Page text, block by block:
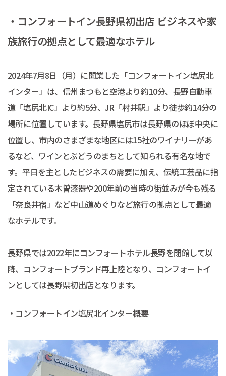
・コンフォートイン長野県初出店 ビジネスや家
族旅行の拠点として最適なホテル
2024年7月8日（月）に開業した「コンフォートイン塩尻北
インター」は、信州まつもと空港より約10分、長野自動車
道「塩尻北IC」より約5分、JR「村井駅」より徒歩約14分の
場所に位置しています。長野県塩尻市は長野県のほぼ中央に
位置し、市内のさまざまな地区には15社のワイナリーがあ
るなど、ワインとぶどうのまちとして知られる有名な地で
す。平日を主としたビジネスの需要に加え、伝統工芸品に指
定されている木曽漆器や200年前の当時の街並みが今も残る
「奈良井宿」など中山道めぐりなど旅行の拠点として最適
なホテルです。
長野県では2022年にコンフォートホテル長野を閉館して以
降、コンフォートブランド再上陸となり、コンフォートイ
ンとしては長野県初出店となります。
・コンフォートイン塩尻北インター概要